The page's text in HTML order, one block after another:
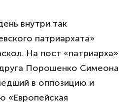
внутри так
патриархата»
На пост «патриарха»
Порошенко Симеона
в оппозицию и
«Европейская